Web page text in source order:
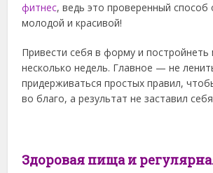
фитнес, ведь это проверенный способ
молодой и красивой!
Привести себя в форму и
несколько недель. Главное — не
придерживаться простых правил,
во благо, а результат не заставил
Здоровая пища и